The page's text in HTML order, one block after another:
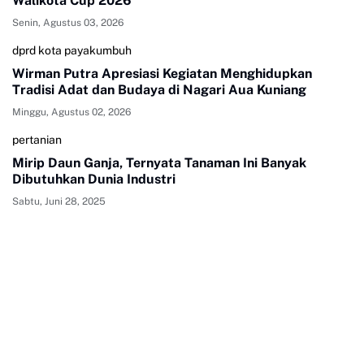
Senin, Agustus 03, 2026
dprd kota payakumbuh
Wirman Putra Apresiasi Kegiatan Menghidupkan
Tradisi Adat dan Budaya di Nagari Aua Kuniang
Minggu, Agustus 02, 2026
pertanian
Mirip Daun Ganja, Ternyata Tanaman Ini Banyak
Dibutuhkan Dunia Industri
Sabtu, Juni 28, 2025